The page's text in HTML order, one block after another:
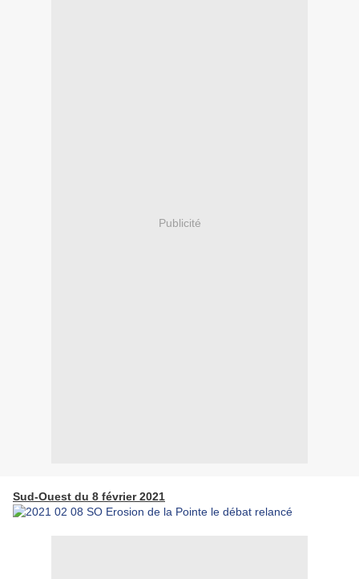
Publicité
Sud-Ouest du 8 février 2021